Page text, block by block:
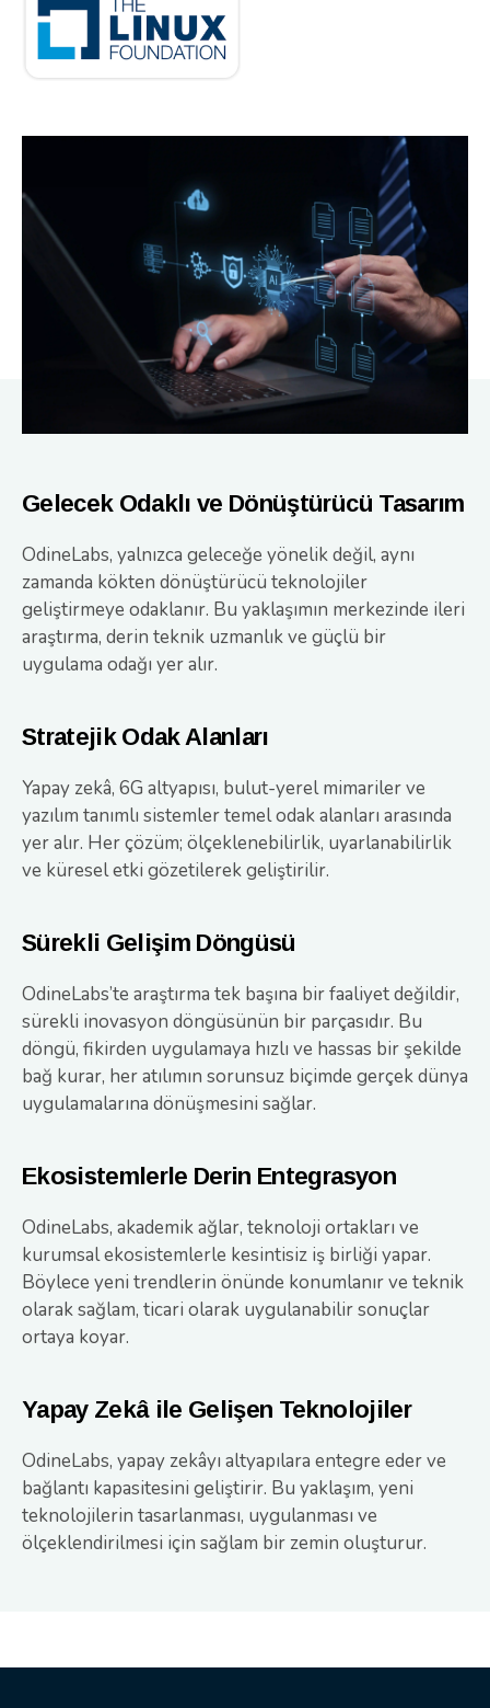
Gelecek Odaklı ve Dönüştürücü Tasarım
OdineLabs, yalnızca geleceğe yönelik değil, aynı
zamanda kökten dönüştürücü teknolojiler
geliştirmeye odaklanır. Bu yaklaşımın merkezinde ileri
araştırma, derin teknik uzmanlık ve güçlü bir
uygulama odağı yer alır.
Stratejik Odak Alanları
Yapay zekâ, 6G altyapısı, bulut-yerel mimariler ve
yazılım tanımlı sistemler temel odak alanları arasında
yer alır. Her çözüm; ölçeklenebilirlik, uyarlanabilirlik
ve küresel etki gözetilerek geliştirilir.
Sürekli Gelişim Döngüsü
OdineLabs’te araştırma tek başına bir faaliyet değildir,
sürekli inovasyon döngüsünün bir parçasıdır. Bu
döngü, fikirden uygulamaya hızlı ve hassas bir şekilde
bağ kurar, her atılımın sorunsuz biçimde gerçek dünya
uygulamalarına dönüşmesini sağlar.
Ekosistemlerle Derin Entegrasyon
OdineLabs, akademik ağlar, teknoloji ortakları ve
kurumsal ekosistemlerle kesintisiz iş birliği yapar.
Böylece yeni trendlerin önünde konumlanır ve teknik
olarak sağlam, ticari olarak uygulanabilir sonuçlar
ortaya koyar.
Yapay Zekâ ile Gelişen Teknolojiler
OdineLabs, yapay zekâyı altyapılara entegre eder ve
bağlantı kapasitesini geliştirir. Bu yaklaşım, yeni
teknolojilerin tasarlanması, uygulanması ve
ölçeklendirilmesi için sağlam bir zemin oluşturur.